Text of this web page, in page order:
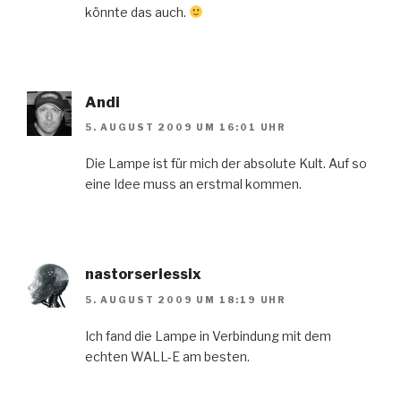
könnte das auch.
Andi
5. AUGUST 2009 UM 16:01 UHR
Die Lampe ist für mich der absolute Kult. Auf so
eine Idee muss an erstmal kommen.
nastorseriessix
5. AUGUST 2009 UM 18:19 UHR
Ich fand die Lampe in Verbindung mit dem
echten WALL-E am besten.